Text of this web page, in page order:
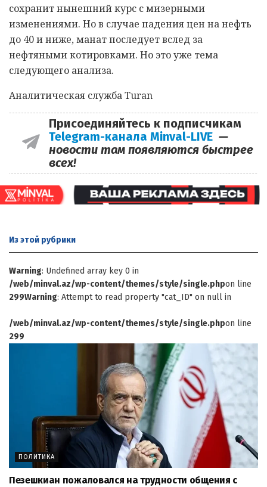
сохранит нынешний курс с мизерными
изменениями. Но в случае падения цен на нефть
до 40 и ниже, манат последует вслед за
нефтяными котировками. Но это уже тема
следующего анализа.
Аналитическая служба Turan
Присоединяйтесь к подписчикам
Telegram-канала Minval-LIVE —
новости там появляются быстрее
всех!
Из этой рубрики
Warning: Undefined array key 0 in
/web/minval.az/wp-content/themes/style/single.phpon line
299Warning: Attempt to read property "cat_ID" on null in
/web/minval.az/wp-content/themes/style/single.phpon line
299
ПОЛИТИКА
Пезешкиан пожаловался на трудности общения с